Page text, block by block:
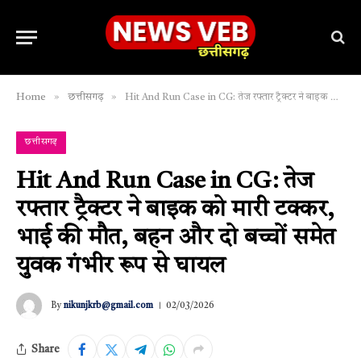
Home » छत्तीसगढ़ » Hit And Run Case in CG: तेज रफ्तार ट्रैक्टर ने बाइक को मारी टक्कर, भाई की मौत, बहन और दो बच्चों समेत युवक गंभीर रूप से घायल
छत्तीसगढ़
Hit And Run Case in CG: तेज
रफ्तार ट्रैक्टर ने बाइक को मारी टक्कर,
भाई की मौत, बहन और दो बच्चों समेत
युवक गंभीर रूप से घायल
By nikunjkrb@gmail.com 02/03/2026
Share